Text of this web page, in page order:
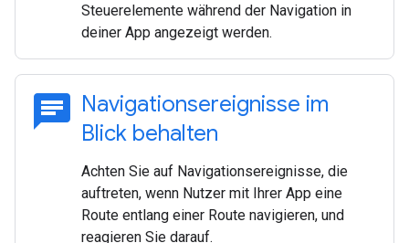
Steuerelemente während der Navigation in
deiner App angezeigt werden.
chat Navigationsereignisse im
Blick behalten
Achten Sie auf Navigationsereignisse, die
auftreten, wenn Nutzer mit Ihrer App eine
Route entlang einer Route navigieren, und
reagieren Sie darauf.